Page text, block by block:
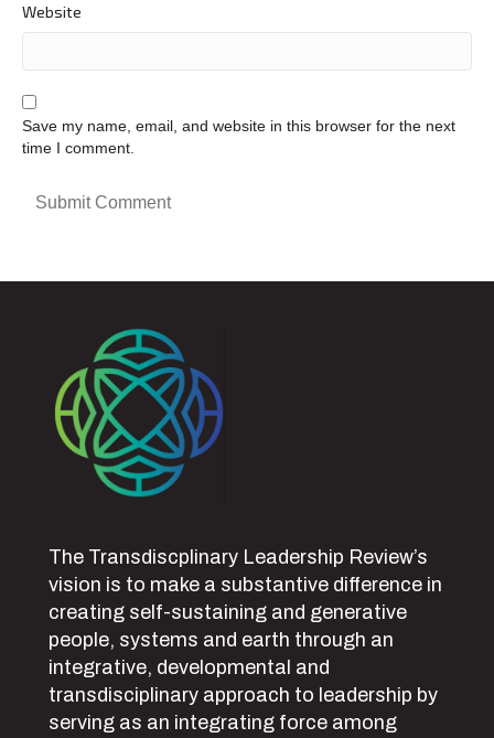
Website
Save my name, email, and website in this browser for the next
time I comment.
The Transdiscplinary Leadership Review’s
vision is to make a substantive difference in
creating self-sustaining and generative
people, systems and earth through an
integrative, developmental and
transdisciplinary approach to leadership by
serving as an integrating force among